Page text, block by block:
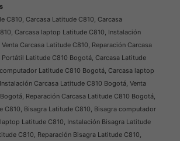
C810, Carcasa Latitude C810, Carcasa
Carcasa laptop Latitude C810, Instalación
Carcasa Latitude C810, Reparación Carcasa
Portátil Latitude C810 Bogotá, Carcasa Latitude
Latitude C810 Bogotá, Carcasa laptop
Carcasa Latitude C810 Bogotá, Venta
Reparación Carcasa Latitude C810 Bogotá,
C810, Bisagra Latitude C810, Bisagra computador
Latitude C810, Instalación Bisagra Latitude
C810, Reparación Bisagra Latitude C810,